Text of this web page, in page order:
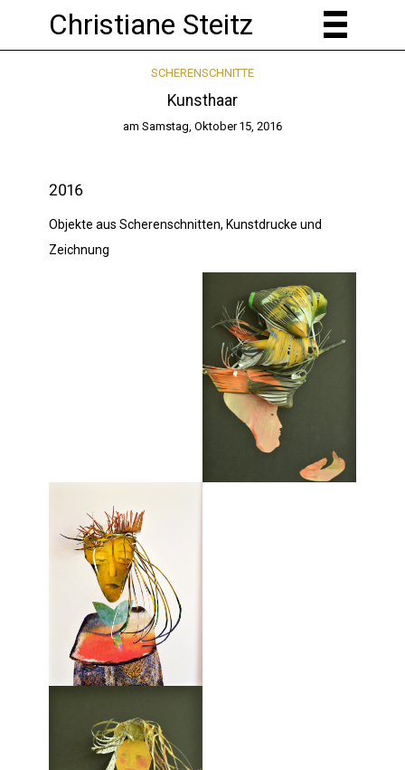
Christiane Steitz
SCHERENSCHNITTE
Kunsthaar
am Samstag, Oktober 15, 2016
2016
Objekte aus Scherenschnitten, Kunstdrucke und
Zeichnung